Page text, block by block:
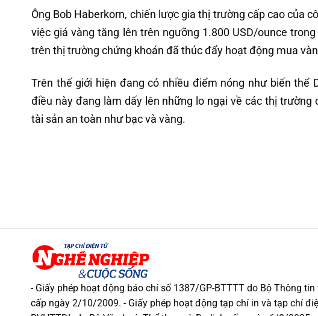
Ông Bob Haberkorn, chiến lược gia thị trường cấp cao của
việc giá vàng tăng lên trên ngưỡng 1.800 USD/ounce
trên thị trường chứng khoán đã thúc đẩy hoạt động mua
Trên thế giới hiện đang có nhiều điểm nóng như biến thể
điều này đang làm dấy lên những lo ngại về các thị
tài sản an toàn như bạc và vàng.
- Giấy phép hoạt động báo chí số 1387/GP-BTTTT do Bộ Thông tin
cấp ngày 2/10/2009. - Giấy phép hoạt động tạp chí in và tạp chí